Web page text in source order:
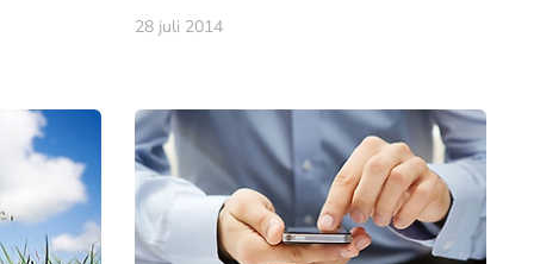
28 juli 2014